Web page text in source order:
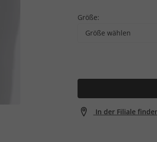
Größe:
Größe wählen
In der Filiale